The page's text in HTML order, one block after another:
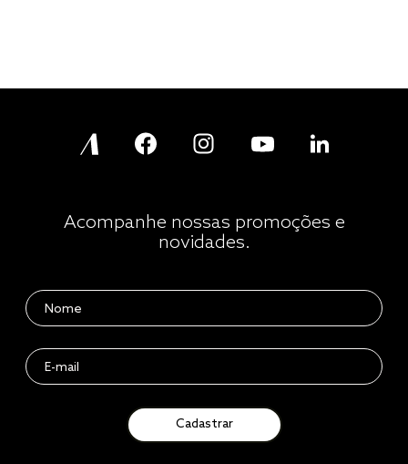
Acompanhe nossas promoções e
novidades.
Cadastrar